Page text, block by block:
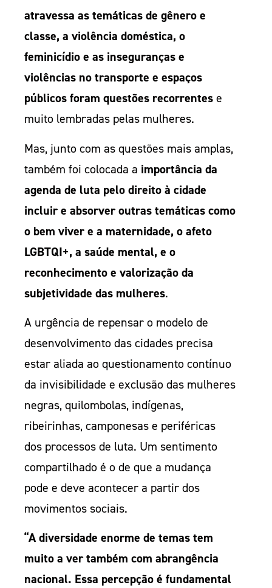
atravessa as temáticas de gênero e
classe, a violência doméstica, o
feminicídio e as inseguranças e
violências no transporte e espaços
públicos foram questões recorrentese
muito lembradas pelas mulheres.
Mas, junto com as questões mais amplas,
também foi colocada a importância da
agenda de luta pelo direito à cidade
incluir e absorver outras temáticas como
o bem viver e a maternidade, o afeto
LGBTQI+, a saúde mental, e o
reconhecimento e valorização da
subjetividade das mulheres.
A urgência de repensar o modelo de
desenvolvimento das cidades precisa
estar aliada ao questionamento contínuo
da invisibilidade e exclusão das mulheres
negras, quilombolas, indígenas,
ribeirinhas, camponesas e periféricas
dos processos de luta. Um sentimento
compartilhado é o de que a mudança
pode e deve acontecer a partir dos
movimentos sociais.
“A diversidade enorme de temas tem
muito a ver também com abrangência
nacional. Essa percepção é fundamental